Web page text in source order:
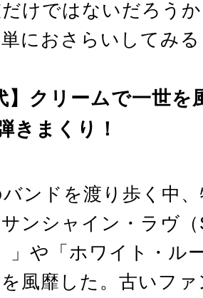
けではないだろう
単におさらいしてみ
】クリームで一世を
きまくり！
ンドを渡り歩く中
ンシャイン・ラヴ
」や「ホワイト・ル
を風靡した。古いフ